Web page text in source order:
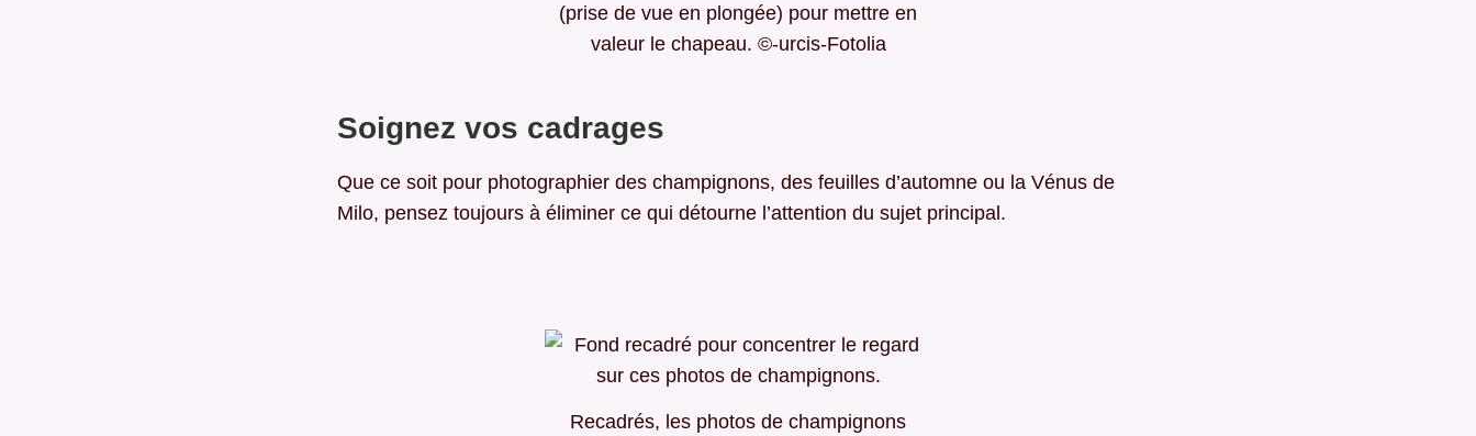
(prise de vue en plongée) pour mettre en
valeur le chapeau. ©-urcis-Fotolia
Soignez vos cadrages
Que ce soit pour photographier des champignons, des feuilles d’automne ou la Vénus de
Milo, pensez toujours à éliminer ce qui détourne l’attention du sujet principal.
Recadrés, les photos de champignons